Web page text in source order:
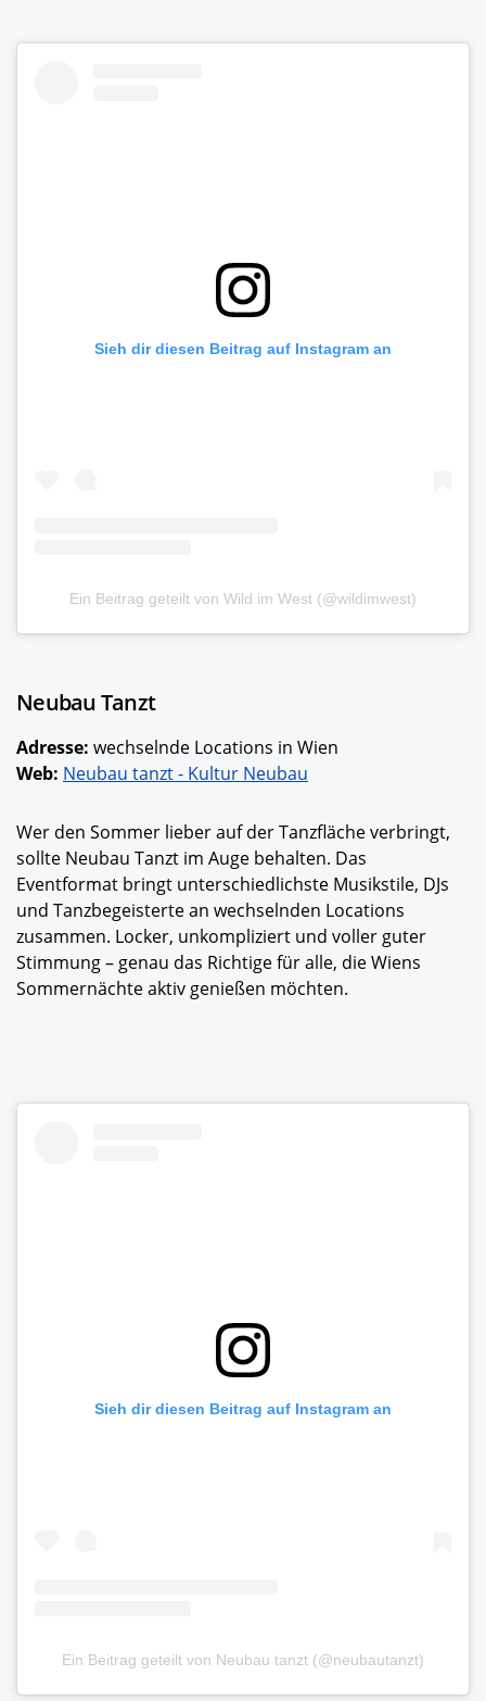
Sieh dir diesen Beitrag auf Instagram an
Ein Beitrag geteilt von Wild im West (@wildimwest)
Neubau Tanzt
Adresse: wechselnde Locations in Wien
Web: Neubau tanzt - Kultur Neubau
Wer den Sommer lieber auf der Tanzfläche verbringt,
sollte Neubau Tanzt im Auge behalten. Das
Eventformat bringt unterschiedlichste Musikstile, DJs
und Tanzbegeisterte an wechselnden Locations
zusammen. Locker, unkompliziert und voller guter
Stimmung – genau das Richtige für alle, die Wiens
Sommernächte aktiv genießen möchten.
Sieh dir diesen Beitrag auf Instagram an
Ein Beitrag geteilt von Neubau tanzt (@neubautanzt)